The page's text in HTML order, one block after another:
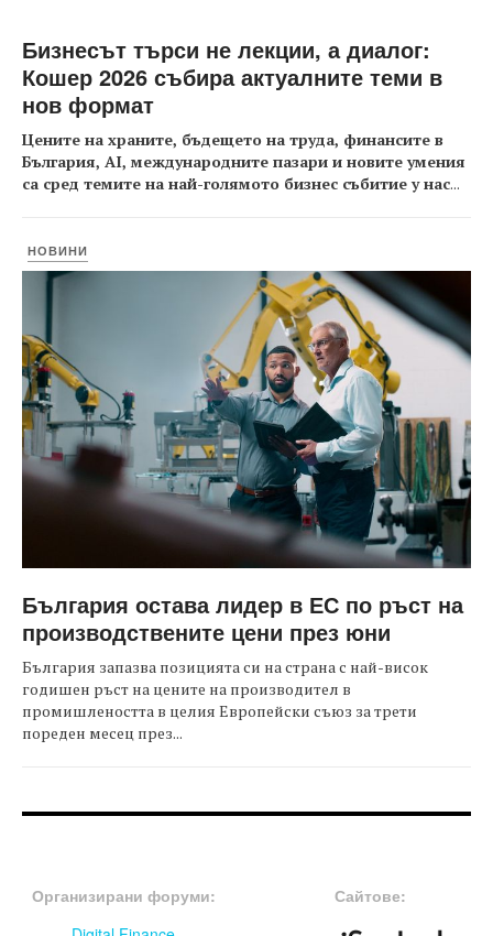
Бизнесът търси не лекции, а диалог:
Кошер 2026 събира актуалните теми в
нов формат
Цените на храните, бъдещето на труда, финансите в
България, AI, международните пазари и новите умения
са сред темите на най-голямото бизнес събитие у нас...
НОВИНИ
България остава лидер в ЕС по ръст на
производствените цени през юни
България запазва позицията си на страна с най-висок
годишен ръст на цените на производител в
промишлеността в целия Европейски съюз за трети
пореден месец през...
Организирани форуми:
Сайтове: